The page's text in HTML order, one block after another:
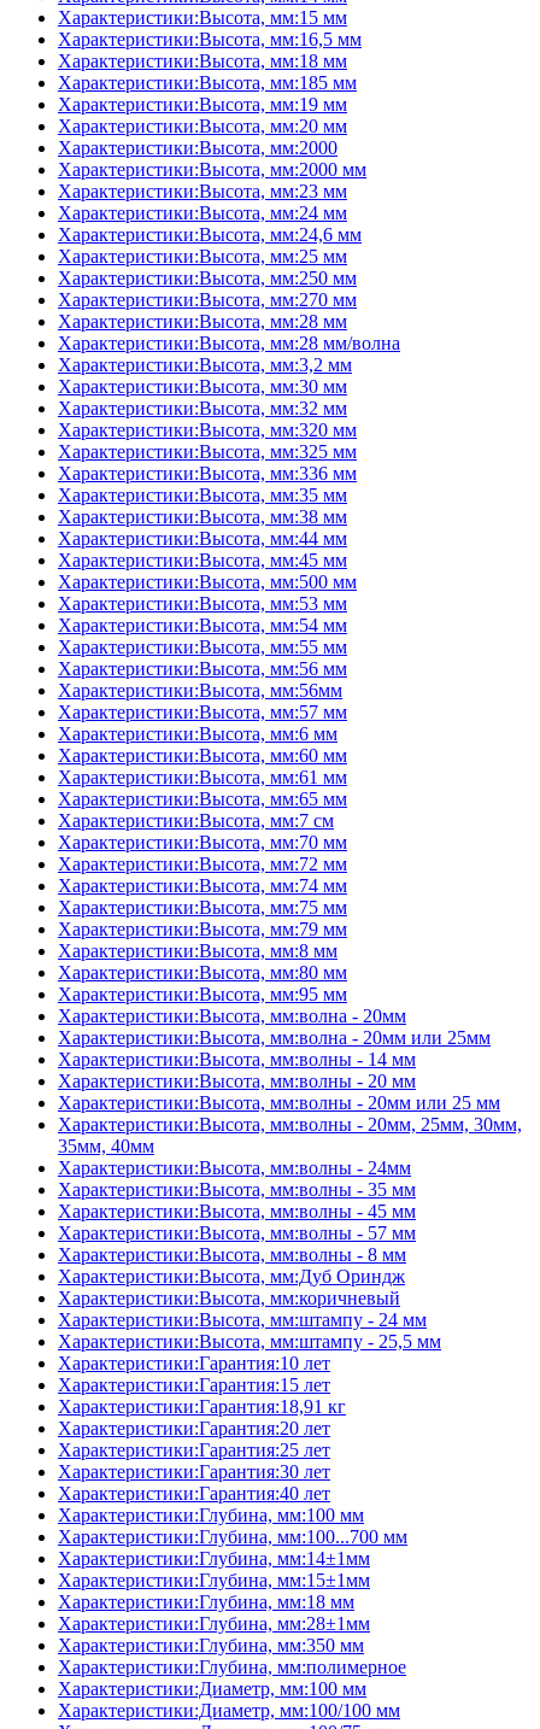
Характеристики:Высота, мм:15 мм
Характеристики:Высота, мм:16,5 мм
Характеристики:Высота, мм:18 мм
Характеристики:Высота, мм:185 мм
Характеристики:Высота, мм:19 мм
Характеристики:Высота, мм:20 мм
Характеристики:Высота, мм:2000
Характеристики:Высота, мм:2000 мм
Характеристики:Высота, мм:23 мм
Характеристики:Высота, мм:24 мм
Характеристики:Высота, мм:24,6 мм
Характеристики:Высота, мм:25 мм
Характеристики:Высота, мм:250 мм
Характеристики:Высота, мм:270 мм
Характеристики:Высота, мм:28 мм
Характеристики:Высота, мм:28 мм/волна
Характеристики:Высота, мм:3,2 мм
Характеристики:Высота, мм:30 мм
Характеристики:Высота, мм:32 мм
Характеристики:Высота, мм:320 мм
Характеристики:Высота, мм:325 мм
Характеристики:Высота, мм:336 мм
Характеристики:Высота, мм:35 мм
Характеристики:Высота, мм:38 мм
Характеристики:Высота, мм:44 мм
Характеристики:Высота, мм:45 мм
Характеристики:Высота, мм:500 мм
Характеристики:Высота, мм:53 мм
Характеристики:Высота, мм:54 мм
Характеристики:Высота, мм:55 мм
Характеристики:Высота, мм:56 мм
Характеристики:Высота, мм:56мм
Характеристики:Высота, мм:57 мм
Характеристики:Высота, мм:6 мм
Характеристики:Высота, мм:60 мм
Характеристики:Высота, мм:61 мм
Характеристики:Высота, мм:65 мм
Характеристики:Высота, мм:7 см
Характеристики:Высота, мм:70 мм
Характеристики:Высота, мм:72 мм
Характеристики:Высота, мм:74 мм
Характеристики:Высота, мм:75 мм
Характеристики:Высота, мм:79 мм
Характеристики:Высота, мм:8 мм
Характеристики:Высота, мм:80 мм
Характеристики:Высота, мм:95 мм
Характеристики:Высота, мм:волна - 20мм
Характеристики:Высота, мм:волна - 20мм или 25мм
Характеристики:Высота, мм:волны - 14 мм
Характеристики:Высота, мм:волны - 20 мм
Характеристики:Высота, мм:волны - 20мм или 25 мм
Характеристики:Высота, мм:волны - 20мм, 25мм, 30мм,
35мм, 40мм
Характеристики:Высота, мм:волны - 24мм
Характеристики:Высота, мм:волны - 35 мм
Характеристики:Высота, мм:волны - 45 мм
Характеристики:Высота, мм:волны - 57 мм
Характеристики:Высота, мм:волны - 8 мм
Характеристики:Высота, мм:Дуб Ориндж
Характеристики:Высота, мм:коричневый
Характеристики:Высота, мм:штампу - 24 мм
Характеристики:Высота, мм:штампу - 25,5 мм
Характеристики:Гарантия:10 лет
Характеристики:Гарантия:15 лет
Характеристики:Гарантия:18,91 кг
Характеристики:Гарантия:20 лет
Характеристики:Гарантия:25 лет
Характеристики:Гарантия:30 лет
Характеристики:Гарантия:40 лет
Характеристики:Глубина, мм:100 мм
Характеристики:Глубина, мм:100...700 мм
Характеристики:Глубина, мм:14±1мм
Характеристики:Глубина, мм:15±1мм
Характеристики:Глубина, мм:18 мм
Характеристики:Глубина, мм:28±1мм
Характеристики:Глубина, мм:350 мм
Характеристики:Глубина, мм:полимерное
Характеристики:Диаметр, мм:100 мм
Характеристики:Диаметр, мм:100/100 мм